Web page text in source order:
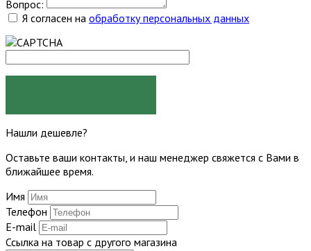
Вопрос:
Я согласен на обработку персональных данных
Нашли дешевле?
Оставьте ваши контакты, и наш менеджер свяжется с Вами в
ближайшее время.
Имя
Телефон
E-mail
Ссылка на товар с другого магазина